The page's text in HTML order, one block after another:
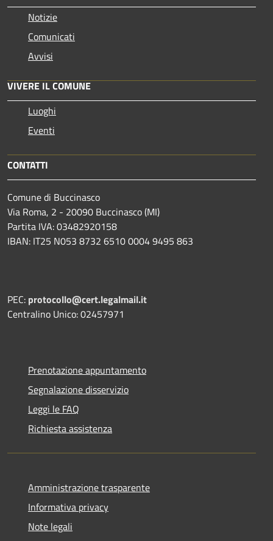
Notizie
Comunicati
Avvisi
VIVERE IL COMUNE
Luoghi
Eventi
CONTATTI
Comune di Buccinasco
Via Roma, 2 - 20090 Buccinasco (MI)
Partita IVA: 03482920158
IBAN: IT25 N053 8732 6510 0004 9495 863
PEC: protocollo@cert.legalmail.it
Centralino Unico: 02457971
Prenotazione appuntamento
Segnalazione disservizio
Leggi le FAQ
Richiesta assistenza
Amministrazione trasparente
Informativa privacy
Note legali